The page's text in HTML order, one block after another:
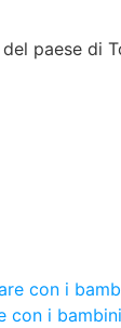
paese di
con i bambini